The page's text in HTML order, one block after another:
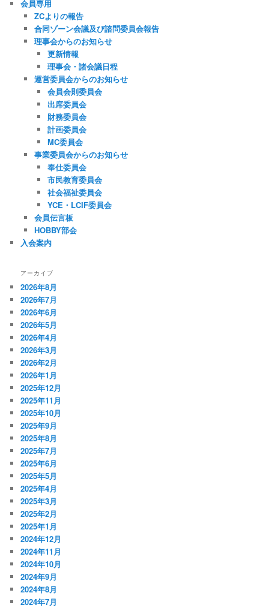
会員専用
ZCよりの報告
合同ゾーン会議及び諮問委員会報告
理事会からのお知らせ
更新情報
理事会・諸会議日程
運営委員会からのお知らせ
会員会則委員会
出席委員会
財務委員会
計画委員会
MC委員会
事業委員会からのお知らせ
奉仕委員会
市民教育委員会
社会福祉委員会
YCE・LCIF委員会
会員伝言板
HOBBY部会
入会案内
アーカイブ
2026年8月
2026年7月
2026年6月
2026年5月
2026年4月
2026年3月
2026年2月
2026年1月
2025年12月
2025年11月
2025年10月
2025年9月
2025年8月
2025年7月
2025年6月
2025年5月
2025年4月
2025年3月
2025年2月
2025年1月
2024年12月
2024年11月
2024年10月
2024年9月
2024年8月
2024年7月